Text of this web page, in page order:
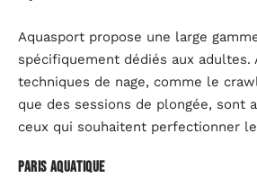
Aquasport propose une large
spécifiquement dédiés aux adultes.
techniques de nage, comme le
que des sessions de plongée, sont
ceux qui souhaitent perfectionner
Paris Aquatique